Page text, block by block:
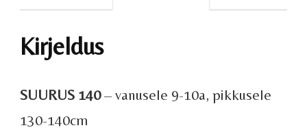
Kirjeldus
SUURUS 140– vanusele 9-10a, pikkusele
130-140cm